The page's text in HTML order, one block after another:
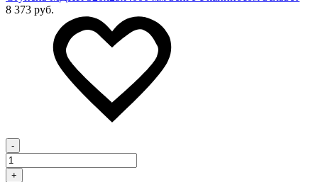
8 373 руб.
-
+